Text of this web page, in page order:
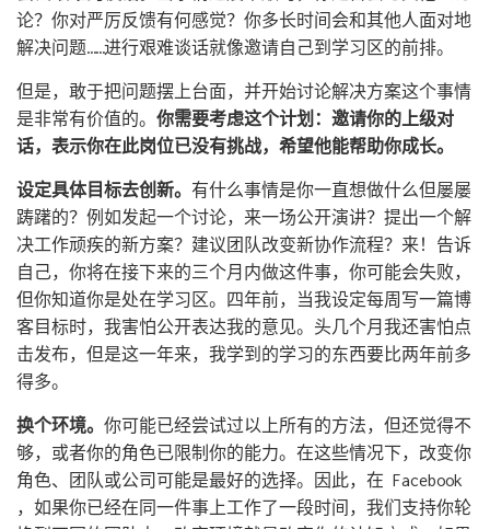
论？你对严厉反馈有何感觉？你多长时间会和其他人面对地
解决问题……进行艰难谈话就像邀请自己到学习区的前排。
但是，敢于把问题摆上台面，并开始讨论解决方案这个事情
是非常有价值的。 你需要考虑这个计划：邀请你的上级对
话，表示你在此岗位已没有挑战，希望他能帮助你成长。
设定具体目标去创新。 有什么事情是你一直想做什么但屡屡
踌躇的？例如发起一个讨论，来一场公开演讲？提出一个解
决工作顽疾的新方案？建议团队改变新协作流程？来！告诉
自己，你将在接下来的三个月内做这件事，你可能会失败，
但你知道你是处在学习区。四年前，当我设定每周写一篇博
客目标时，我害怕公开表达我的意见。头几个月我还害怕点
击发布，但是这一年来，我学到的学习的东西要比两年前多
得多。
换个环境。 你可能已经尝试过以上所有的方法，但还觉得不
够，或者你的角色已限制你的能力。在这些情况下，改变你
角色、团队或公司可能是最好的选择。因此，在 Facebook
，如果你已经在同一件事上工作了一段时间，我们支持你轮